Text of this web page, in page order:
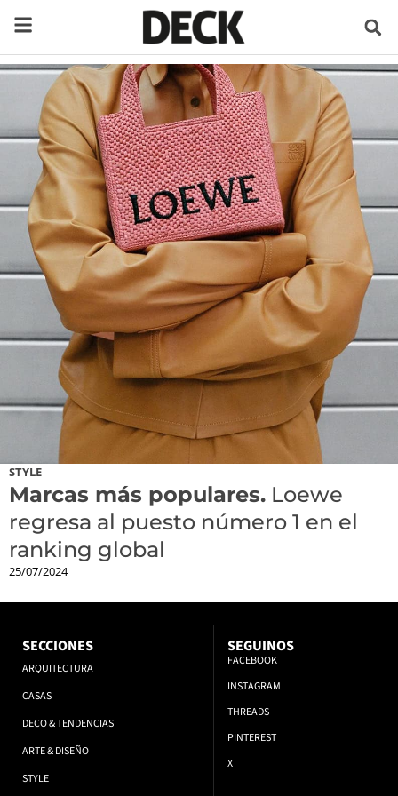
STYLE
Marcas más populares. Loewe
regresa al puesto número 1 en el
ranking global
25/07/2024
SECCIONES
ARQUITECTURA
CASAS
DECO & TENDENCIAS
ARTE & DISEÑO
STYLE
SEGUINOS
FACEBOOK
INSTAGRAM
THREADS
PINTEREST
X